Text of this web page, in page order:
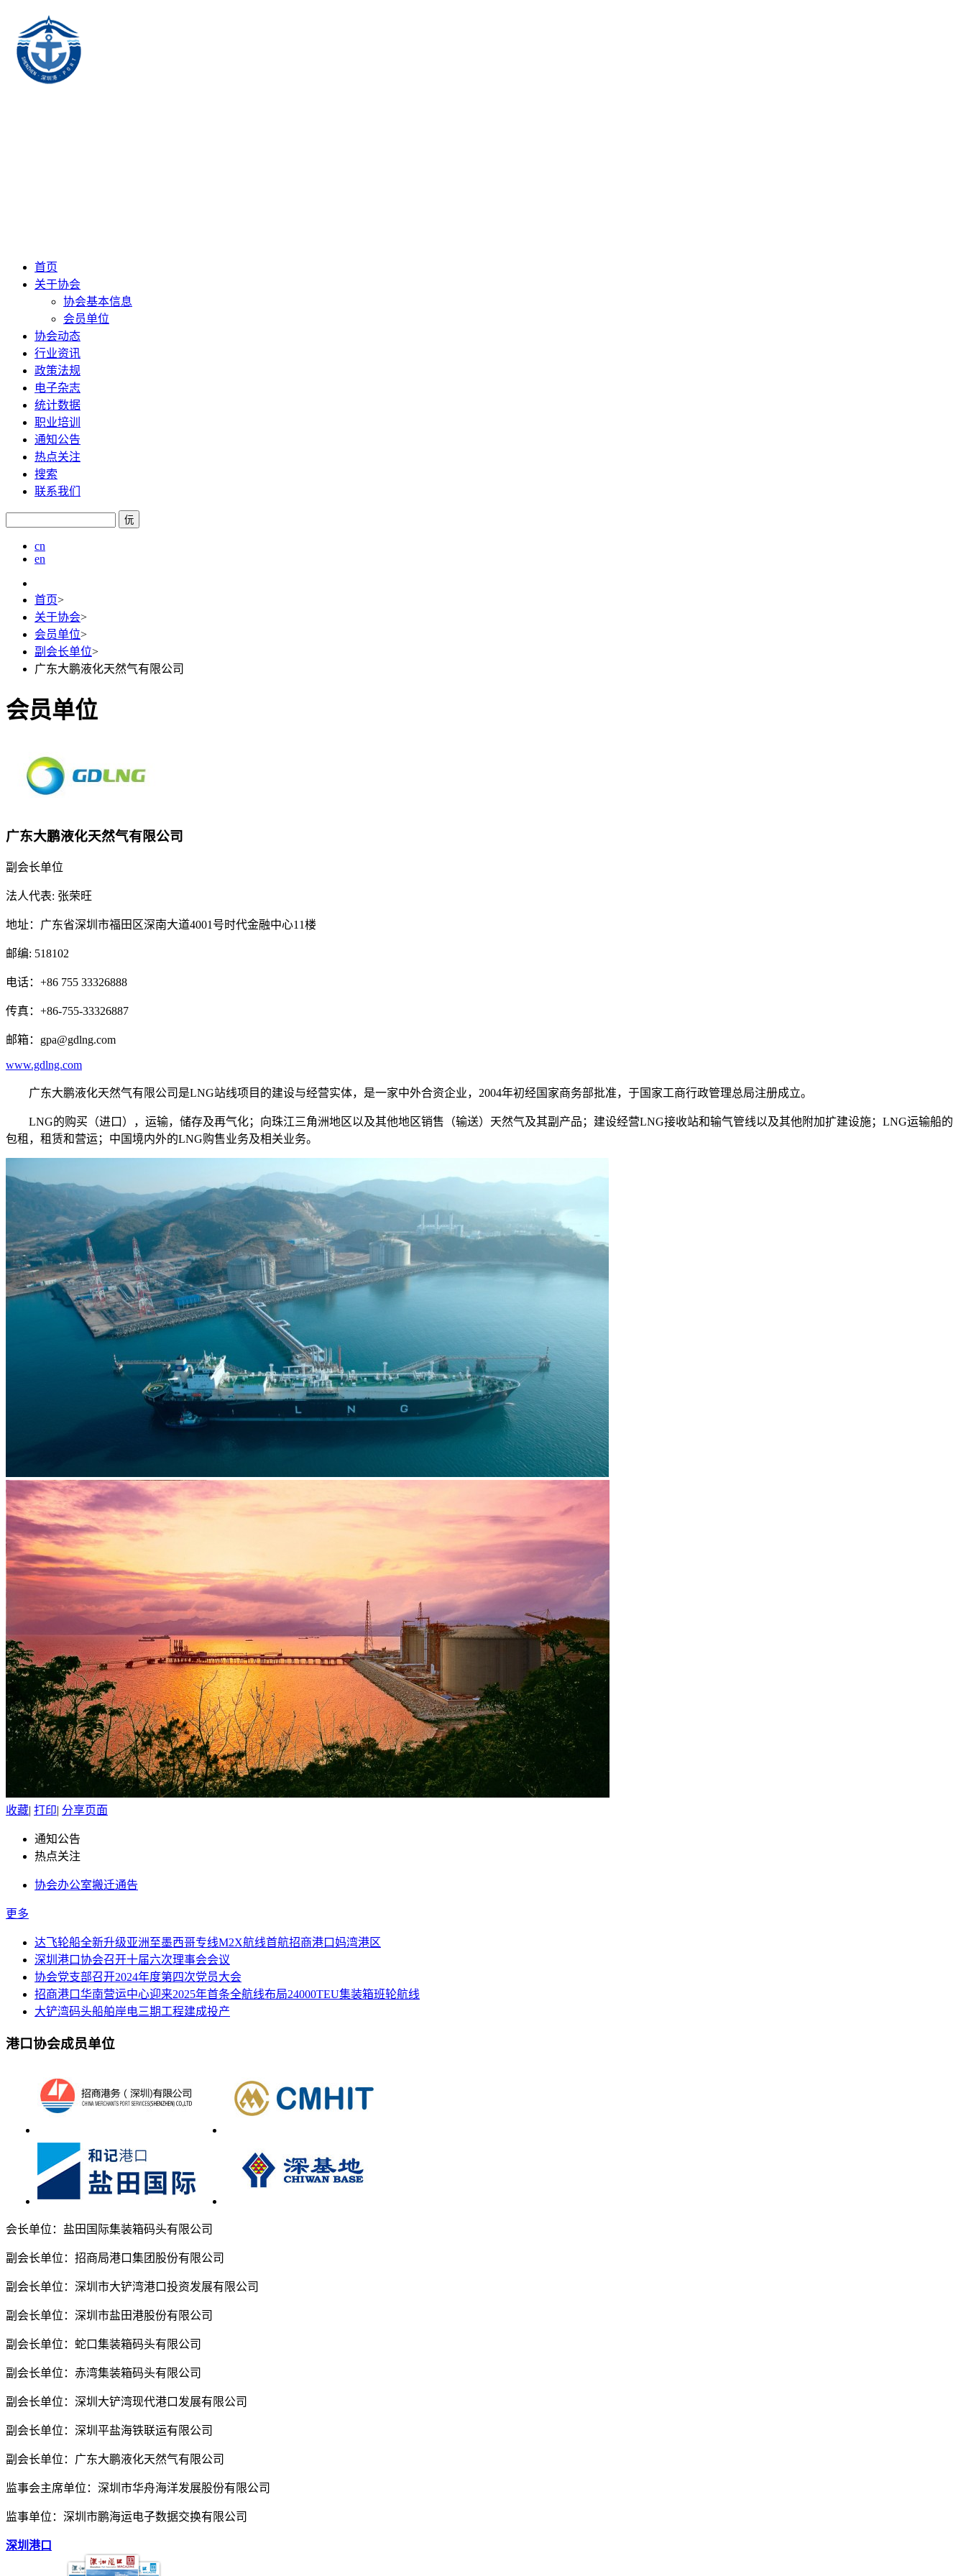
首页
关于协会
协会基本信息
会员单位
协会动态
行业资讯
政策法规
电子杂志
统计数据
职业培训
通知公告
热点关注
搜索
联系我们
㐾
cn
en
首页>
关于协会>
会员单位>
副会长单位>
广东大鹏液化天然气有限公司
会员单位
广东大鹏液化天然气有限公司
副会长单位
法人代表: 张荣旺
地址：广东省深圳市福田区深南大道4001号时代金融中心11楼
邮编: 518102
电话：+86 755 33326888
传真：+86-755-33326887
邮箱：gpa@gdlng.com
www.gdlng.com
广东大鹏液化天然气有限公司是LNG站线项目的建设与经营实体，是一家中外合资企业，2004年初经国家商务部批准，于国家工商行政管理总局注册成立。
LNG的购买（进口），运输，储存及再气化；向珠江三角洲地区以及其他地区销售（输送）天然气及其副产品；建设经营LNG接收站和输气管线以及其他附加扩建设施；LNG运输船的
包租，租赁和营运；中国境内外的LNG购售业务及相关业务。
收藏| 打印| 分享页面
通知公告
热点关注
协会办公室搬迁通告
更多
达飞轮船全新升级亚洲至墨西哥专线M2X航线首航招商港口妈湾港区
深圳港口协会召开十届六次理事会会议
协会党支部召开2024年度第四次党员大会
招商港口华南营运中心迎来2025年首条全航线布局24000TEU集装箱班轮航线
大铲湾码头船舶岸电三期工程建成投产
港口协会成员单位
会长单位：盐田国际集装箱码头有限公司
副会长单位：招商局港口集团股份有限公司
副会长单位：深圳市大铲湾港口投资发展有限公司
副会长单位：深圳市盐田港股份有限公司
副会长单位：蛇口集装箱码头有限公司
副会长单位：赤湾集装箱码头有限公司
副会长单位：深圳大铲湾现代港口发展有限公司
副会长单位：深圳平盐海铁联运有限公司
副会长单位：广东大鹏液化天然气有限公司
监事会主席单位：深圳市华舟海洋发展股份有限公司
监事单位：深圳市鹏海运电子数据交换有限公司
深圳港口